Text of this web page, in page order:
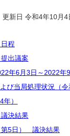
新日 令和4年10月4
程
出議案
年6月3日～2022年9
び当局処理状況（令
）
決結果
第5日） 議決結果